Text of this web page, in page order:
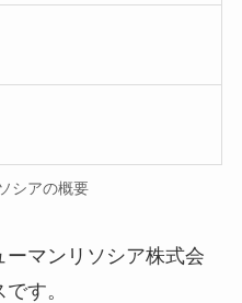
シアの概要
ーマンリソシア株式会
す。